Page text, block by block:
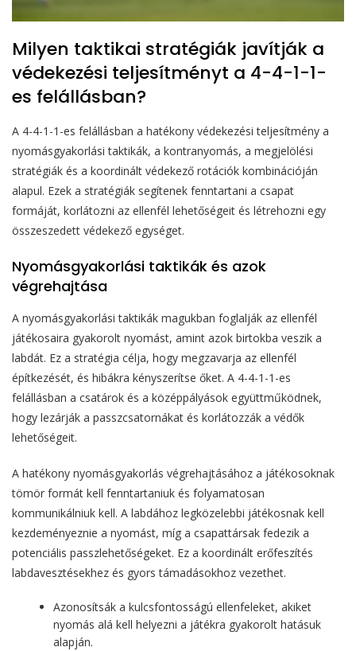
Milyen taktikai stratégiák javítják a
védekezési teljesítményt a 4-4-1-1-
es felállásban?
A 4-4-1-1-es felállásban a hatékony védekezési teljesítmény a
nyomásgyakorlási taktikák, a kontranyomás, a megjelölési
stratégiák és a koordinált védekező rotációk kombinációján
alapul. Ezek a stratégiák segítenek fenntartani a csapat
formáját, korlátozni az ellenfél lehetőségeit és létrehozni egy
összeszedett védekező egységet.
Nyomásgyakorlási taktikák és azok
végrehajtása
A nyomásgyakorlási taktikák magukban foglalják az ellenfél
játékosaira gyakorolt nyomást, amint azok birtokba veszik a
labdát. Ez a stratégia célja, hogy megzavarja az ellenfél
építkezését, és hibákra kényszerítse őket. A 4-4-1-1-es
felállásban a csatárok és a középpályások együttműködnek,
hogy lezárják a passzcsatornákat és korlátozzák a védők
lehetőségeit.
A hatékony nyomásgyakorlás végrehajtásához a játékosoknak
tömör formát kell fenntartaniuk és folyamatosan
kommunikálniuk kell. A labdához legközelebbi játékosnak kell
kezdeményeznie a nyomást, míg a csapattársak fedezik a
potenciális passzlehetőségeket. Ez a koordinált erőfeszítés
labdavesztésekhez és gyors támadásokhoz vezethet.
Azonosítsák a kulcsfontosságú ellenfeleket, akiket
nyomás alá kell helyezni a játékra gyakorolt hatásuk
alapján.